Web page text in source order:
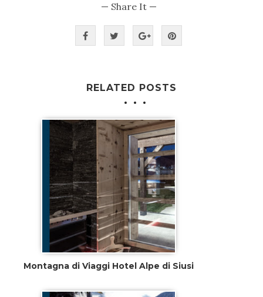
— Share It —
RELATED POSTS
Montagna di Viaggi Hotel Alpe di Siusi